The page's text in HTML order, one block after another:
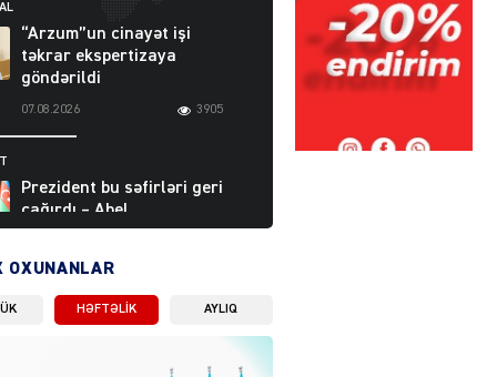
“Arzum”un cinayət işi
təkrar ekspertizaya
göndərildi
07.08.2026 3905
Prezident bu səfirləri geri
çağırdı – Abel
Məhərrəmovun oğlu da var
07.08.2026
OXUNANLAR
HƏFTƏLIK AYLIQ